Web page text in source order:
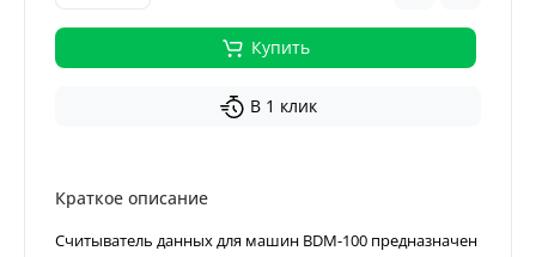
Купить
В 1 клик
Краткое описание
Считыватель данных для машин BDM-100 предназначен